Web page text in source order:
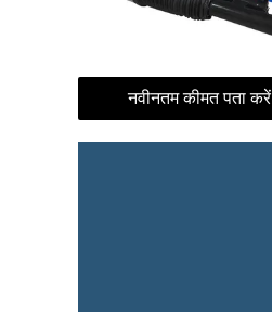
नवीनतम कीमत पता करें